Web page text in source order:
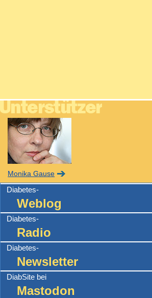
Monika Gause
Diabetes-
Weblog
Diabetes-
Radio
Diabetes-
Newsletter
DiabSite bei
Mastodon